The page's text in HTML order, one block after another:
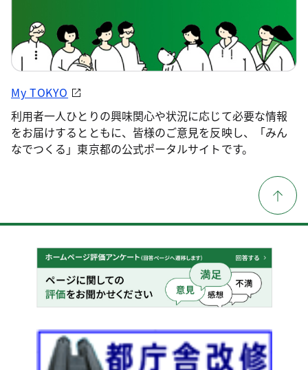
My TOKYO
利用者一人ひとりの興味関心や状況に応じて必要な情報
をお届けするとともに、皆様のご意見を反映し、「みん
なでつくる」東京都の公式ポータルサイトです。